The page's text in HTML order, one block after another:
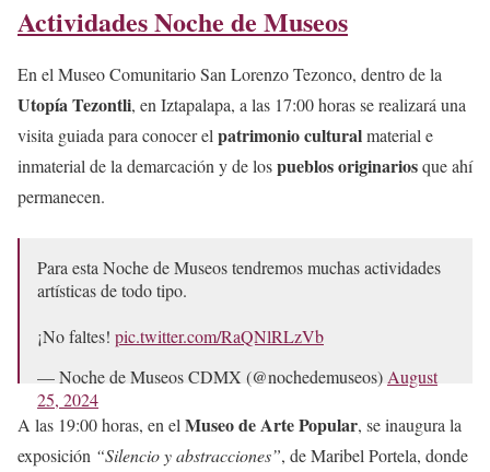
Actividades Noche de Museos
En el Museo Comunitario San Lorenzo Tezonco, dentro de la
Utopía Tezontli, en Iztapalapa, a las 17:00 horas se realizará una
visita guiada para conocer el patrimonio culturalmaterial e
inmaterial de la demarcación y de lospueblos originariosque ahí
permanecen.
Para esta Noche de Museos tendremos muchas actividades
artísticas de todo tipo.
¡No faltes! pic.twitter.com/RaQNlRLzVb
— Noche de Museos CDMX (@nochedemuseos) August
25, 2024
A las 19:00 horas, en el Museo de Arte Popular, se inaugura la
exposición “Silencio y abstracciones”, de Maribel Portela, donde